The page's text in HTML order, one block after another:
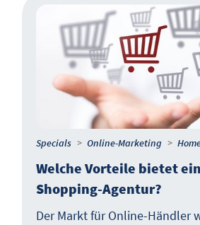
Specials Online-Marketing
Welche Vorteile bietet
Shopping-Agentur?
Der Markt für Online-Händler